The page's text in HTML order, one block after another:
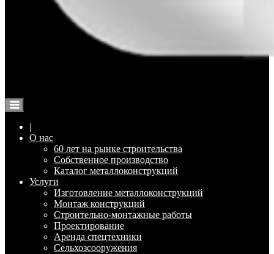
Элеваторспецстрой Воронеж
Изготовление и монтаж металлоконструкций
|
О нас
60 лет на рынке строительства
Собственное производство
Каталог металлоконструкций
Услуги
Изготовление металлоконструкций
Монтаж конструкций
Строительно-монтажные работы
Проектирование
Аренда спецтехники
Сельхозсооружения